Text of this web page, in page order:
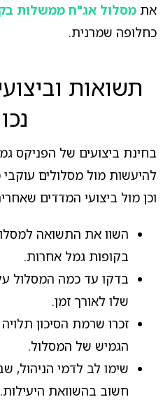
את מסלול אג"ח ממשלות
כחלופה שמרנית.
תשואות
בחינת ביצועים של הפניקס
להיעשות מול מסלולים
וכן מול ביצועי המדדים
השוו את התשואה
בקופות גמל אחרות.
בדקו עד כמה המסלול
שלו לאורך זמן.
זכרו שרמת הסיכון
הגמיש של המסלול.
שימו לב לדמי הניהול,
חשוב בהשוואת היעילות.